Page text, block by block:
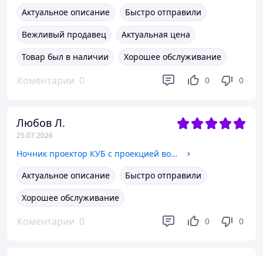
Актуальное описание
Быстро отправили
Вежливый продавец
Актуальная цена
Товар был в наличии
Хорошее обслуживание
Коментарии 0 0 0
Любов Л.
25.07.2026
Ночник проектор КУБ с проекцией воды лампа на Аккумуляторе с пультом и приложением Dynamic water TYPE-C
Актуальное описание
Быстро отправили
Хорошее обслуживание
Коментарии 0 0 0